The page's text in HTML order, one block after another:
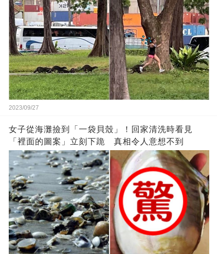
2023/09/27
女子從海灘撿到「一袋貝殼」！回家清洗時看見
「裡面的圖案」立刻下跪 真相令人意想不到